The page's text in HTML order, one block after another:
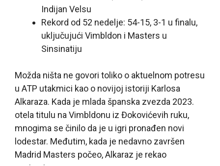
Indijan Velsu
Rekord od 52 nedelje: 54-15, 3-1 u finalu,
uključujući Vimbldon i Masters u
Sinsinatiju
Možda ništa ne govori toliko o aktuelnom potresu
u ATP utakmici kao o novijoj istoriji Karlosa
Alkaraza. Kada je mlada španska zvezda 2023.
otela titulu na Vimbldonu iz Đokovićevih ruku,
mnogima se činilo da je u igri pronađen novi
lodestar. Međutim, kada je nedavno završen
Madrid Masters počeo, Alkaraz je rekao